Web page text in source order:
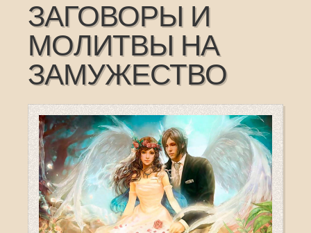
ЗАГОВОРЫ И
МОЛИТВЫ НА
ЗАМУЖЕСТВО